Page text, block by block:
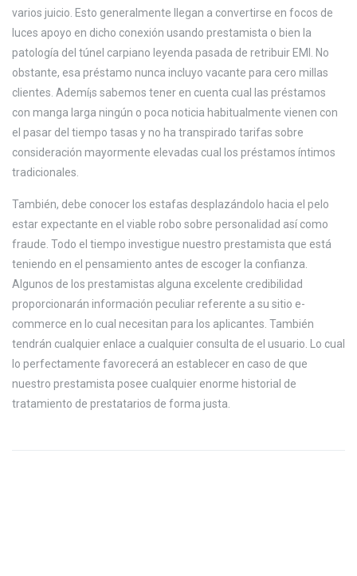
varios juicio. Esto generalmente llegan a convertirse en focos de
luces apoyo en dicho conexión usando prestamista o bien la
patologí­a del túnel carpiano leyenda pasada de retribuir EMI. No
obstante, esa préstamo nunca incluyo vacante para cero millas
clientes. Ademí¡s sabemos tener en cuenta cual las préstamos
con manga larga ningún o poca noticia habitualmente vienen con
el pasar del tiempo tasas y no ha transpirado tarifas sobre
consideración mayormente elevadas cual los préstamos íntimos
tradicionales.
También, debe conocer los estafas desplazándolo hacia el pelo
estar expectante en el viable robo sobre personalidad así­ como
fraude. Todo el tiempo investigue nuestro prestamista que está
teniendo en el pensamiento antes de escoger la confianza.
Algunos de los prestamistas alguna excelente credibilidad
proporcionarán información peculiar referente a su sitio e-
commerce en lo cual necesitan para los aplicantes. También
tendrán cualquier enlace a cualquier consulta de el usuario. Lo cual
lo perfectamente favorecerá an establecer en caso de que
nuestro prestamista posee cualquier enorme historial de
tratamiento de prestatarios de forma justa.